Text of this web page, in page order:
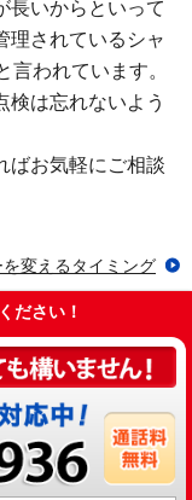
長いからといって
理されているシャ
われています。
は忘れないよう
ばお気軽にご相談
変えるタイミング
ださい！